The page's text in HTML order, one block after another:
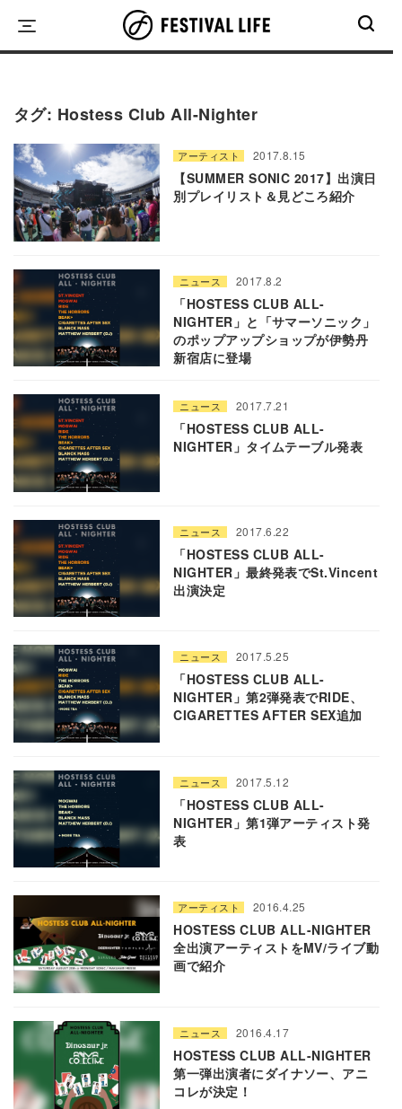
content
タグ: Hostess Club All-Nighter
アーティスト 2017.8.15
【SUMMER SONIC 2017】出演日
別プレイリスト＆見どころ紹介
ニュース 2017.8.2
「HOSTESS CLUB ALL-
NIGHTER」と「サマーソニック」
のポップアップショップが伊勢丹
新宿店に登場
ニュース 2017.7.21
「HOSTESS CLUB ALL-
NIGHTER」タイムテーブル発表
ニュース 2017.6.22
「HOSTESS CLUB ALL-
NIGHTER」最終発表でSt.Vincent
出演決定
ニュース 2017.5.25
「HOSTESS CLUB ALL-
NIGHTER」第2弾発表でRIDE、
CIGARETTES AFTER SEX追加
ニュース 2017.5.12
「HOSTESS CLUB ALL-
NIGHTER」第1弾アーティスト発
表
アーティスト 2016.4.25
HOSTESS CLUB ALL-NIGHTER
全出演アーティストをMV/ライブ動
画で紹介
ニュース 2016.4.17
HOSTESS CLUB ALL-NIGHTER
第一弾出演者にダイナソー、アニ
コレが決定！